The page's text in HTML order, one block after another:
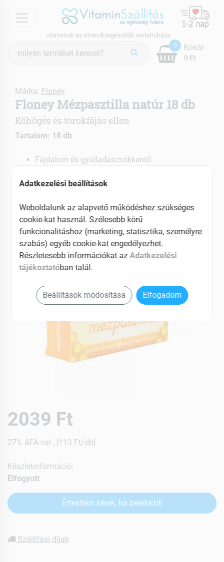
menu
vitaminok és étrendkiegészítők webáruháza
keresés
0
0 Ft
Kosár
Márka: Floney
Floney Mézpasztilla natúr 18 db
Köhögés és torokfájás ellen
Tartalom: 18 db
Fájdalom és gyulladáscsökkentő
EAN: 5999887026003
2039 Ft
27% ÁFÁ-val , [113 Ft/db]
Készletinformáció:
Elfogyott
Értesítést kérek, ha beérkezik
Szállítási díjak
Adatkezelési beállítások
Weboldalunk az alapvető működéshez szükséges
cookie-kat használ. Szélesebb körű
funkcionalitáshoz (marketing, statisztika, személyre
szabás) egyéb cookie-kat engedélyezhet.
Részletesebb információkat az Adatkezelési
tájékoztatóban talál.
Beállítások módosítása Elfogadom